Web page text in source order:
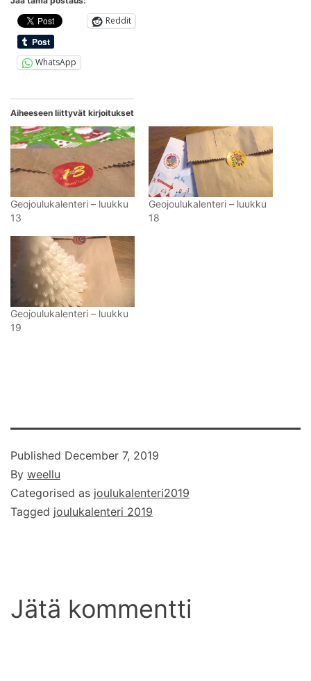
Reddit
WhatsApp
Aiheeseen liittyvät kirjoitukset
Geojoulukalenteri – luukku
13
Geojoulukalenteri – luukku
18
Geojoulukalenteri – luukku
19
Published December 7, 2019
By weellu
Categorised as joulukalenteri2019
Tagged joulukalenteri 2019
Jätä kommentti